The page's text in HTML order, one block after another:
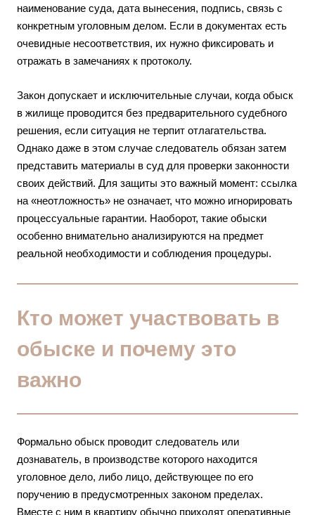
наименование суда, дата вынесения, подпись, связь с
конкретным уголовным делом. Если в документах есть
очевидные несоответствия, их нужно фиксировать и
отражать в замечаниях к протоколу.
Закон допускает и исключительные случаи, когда обыск
в жилище проводится без предварительного судебного
решения, если ситуация не терпит отлагательства.
Однако даже в этом случае следователь обязан затем
представить материалы в суд для проверки законности
своих действий. Для защиты это важный момент: ссылка
на «неотложность» не означает, что можно игнорировать
процессуальные гарантии. Наоборот, такие обыски
особенно внимательно анализируются на предмет
реальной необходимости и соблюдения процедуры.
Кто может участвовать в
обыске и почему это
важно
Формально обыск проводит следователь или
дознаватель, в производстве которого находится
уголовное дело, либо лицо, действующее по его
поручению в предусмотренных законом пределах.
Вместе с ним в квартиру обычно приходят оперативные